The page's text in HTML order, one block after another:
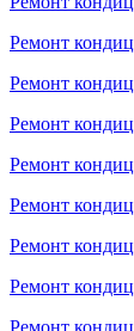
Ремонт
Ремонт
Ремонт
Ремонт
Ремонт
Ремонт
Ремонт
Ремонт